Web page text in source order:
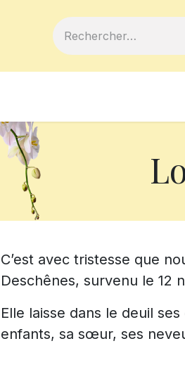
C’est avec tristesse que
Deschênes, survenu le 12
Elle laisse dans le deuil
enfants, sa sœur, ses